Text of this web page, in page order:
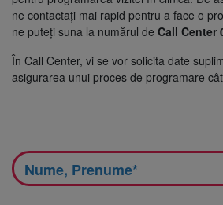
ne contactați mai rapid pentru a face o
ne puteți suna la numărul de Call Center
În Call Center, vi se vor solicita date
asigurarea unui proces de programare